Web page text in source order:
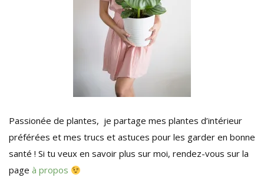
Passionée de plantes, je partage mes plantes d’intérieur
préférées et mes trucs et astuces pour les garder en bonne
santé ! Si tu veux en savoir plus sur moi, rendez-vous sur la
page à propos